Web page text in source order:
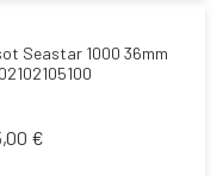
Seastar 1000 36mm
€